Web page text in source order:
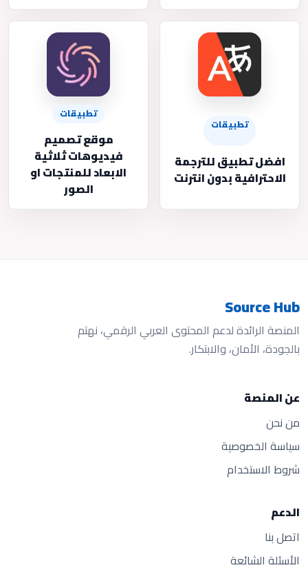
تطبيقات
افضل تطبيق للترجمة
الاحترافية بدون انترنت
تطبيقات
موقع تصميم
فيديوهات ثلاثية
الابعاد للمنتجات او
الصور
Source Hub
المنصة الرائدة لدعم المحتوى العربي الرقمي، نهتم
بالجودة، الأمان، والابتكار.
عن المنصة
من نحن
سياسة الخصوصية
شروط الاستخدام
الدعم
اتصل بنا
الأسئلة الشائعة